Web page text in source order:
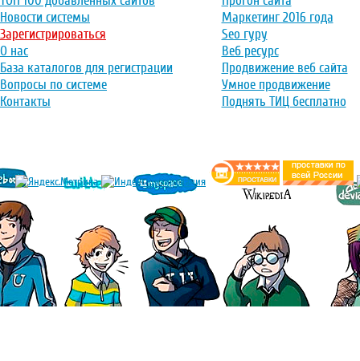
Новости системы
Зарегистрироваться
О нас
База каталогов для регистрации
Вопросы по системе
Контакты
Маркетинг 2016 года
Seo гуру
Веб ресурс
Продвижение веб сайта
Умное продвижение
Поднять ТИЦ бесплатно